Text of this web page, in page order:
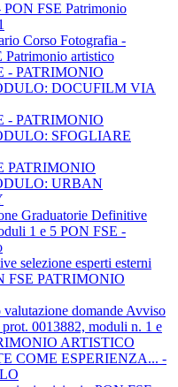
PON FSE Patrimonio
Corso Fotografia -
Patrimonio artistico
- PATRIMONIO
DOCUFILM VIA
- PATRIMONIO
SFOGLIARE
PATRIMONIO
URBAN
Graduatorie Definitive
1 e 5 PON FSE -
selezione esperti esterni
FSE PATRIMONIO
domande Avviso
0013882, moduli n. 1 e
ARTISTICO
COME ESPERIENZA... -